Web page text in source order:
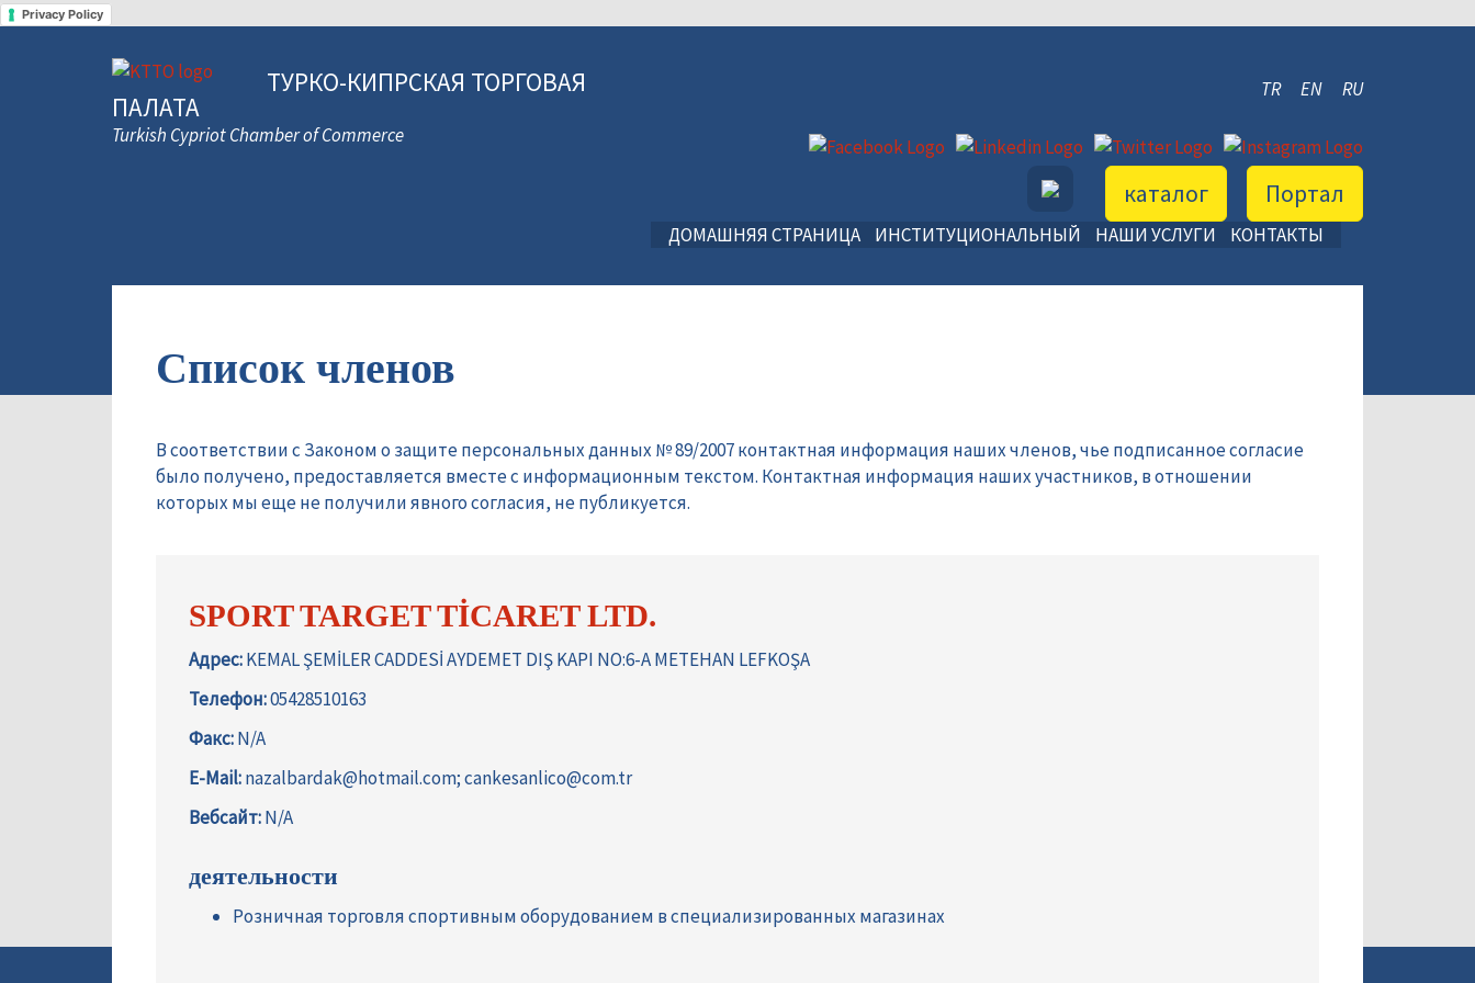
Privacy Policy
ТУРКО-КИПРСКАЯ ТОРГОВАЯ
ПАЛАТА
Turkish Cypriot Chamber of Commerce
TR EN RU
Портал
каталог
ДОМАШНЯЯ СТРАНИЦА ИНСТИТУЦИОНАЛЬНЫЙ НАШИ УСЛУГИ КОНТАКТЫ
Список членов
В соответствии с Законом о защите персональных данных № 89/2007 контактная информация наших членов, чье подписанное согласие
было получено, предоставляется вместе с информационным текстом. Контактная информация наших участников, в отношении
которых мы еще не получили явного согласия, не публикуется.
SPORT TARGET TİCARET LTD.
Адрес:KEMAL ŞEMİLER CADDESİ AYDEMET DIŞ KAPI NO:6-A METEHAN LEFKOŞA
Телефон:05428510163
Факс:N/A
E-Mail:nazalbardak@hotmail.com; cankesanlico@com.tr
Вебсайт:N/A
деятельности
Розничная торговля спортивным оборудованием в специализированных магазинах